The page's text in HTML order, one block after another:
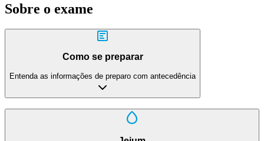
Sobre o exame
Como se preparar
Entenda as informações de preparo com antecedência